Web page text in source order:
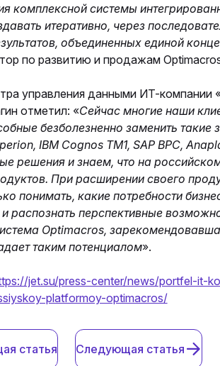
комплексной системы
итеративно, через
объединенных единой
по развитию и продажам
управления данными ИТ-
отметил: «Сейчас многие наши
безболезненно заменить такие
IBM Cognos TM1, SAP BPC,
решения и знаем, что на
При расширении своего
понимать, какие потребности
распознать перспективные
Optimacros,
таким потенциалом».
jet.su/press-center/news/portfel-it-
platformoy-optimacros/
статья Следующая статья